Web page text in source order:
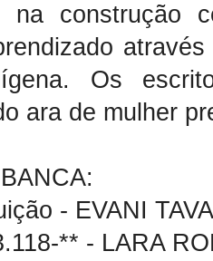
construção
Os
ara de mulher
- EVANI
** - LARA